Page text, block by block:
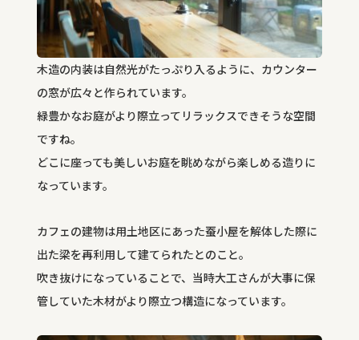
木造の内装は自然光がたっぷり入るように、カウンター
の窓が広々と作られています。
緑豊かなお庭がより際立ってリラックスできそうな空間
ですね。
どこに座っても美しいお庭を眺めながら楽しめる造りに
なっています。
カフェの建物は用土地区にあった蚕小屋を解体した際に
出た梁を再利用して建てられたとのこと。
吹き抜けになっていることで、当時大工さんが大事に保
管していた木材がより際立つ構造になっています。